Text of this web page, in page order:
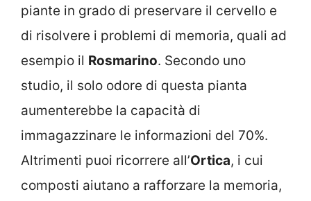
piante in grado di preservare il cervello e
di risolvere i problemi di memoria, quali ad
esempio il Rosmarino. Secondo uno
studio, il solo odore di questa pianta
aumenterebbe la capacità di
immagazzinare le informazioni del 70%.
Altrimenti puoi ricorrere all’Ortica, i cui
composti aiutano a rafforzare la memoria,